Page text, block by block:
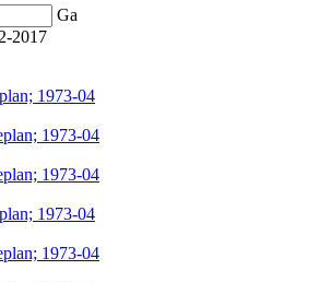
Ga
2017
1973-04
1973-04
1973-04
1973-04
1973-04